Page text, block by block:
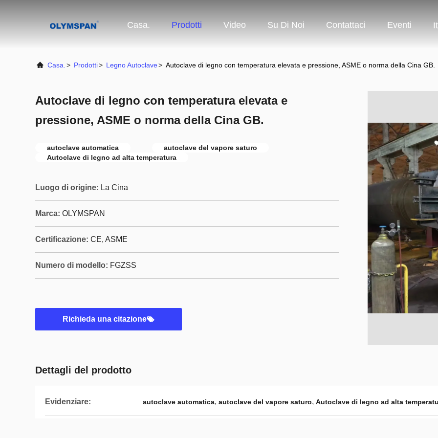
Casa. Prodotti Video Su Di Noi Contattaci Eventi
Casa. > Prodotti> Legno Autoclave> Autoclave di legno con temperatura elevata e pressione, ASME o norma della Cina GB.
Autoclave di legno con temperatura elevata e
pressione, ASME o norma della Cina GB.
autoclave automatica
autoclave del vapore saturo
Autoclave di legno ad alta temperatura
Luogo di origine: La Cina
Marca: OLYMSPAN
Certificazione: CE, ASME
Numero di modello: FGZSS
Richieda una citazione
Dettagli del prodotto
Evidenziare: autoclave automatica, autoclave del vapore saturo, Autoclave di legno ad alta